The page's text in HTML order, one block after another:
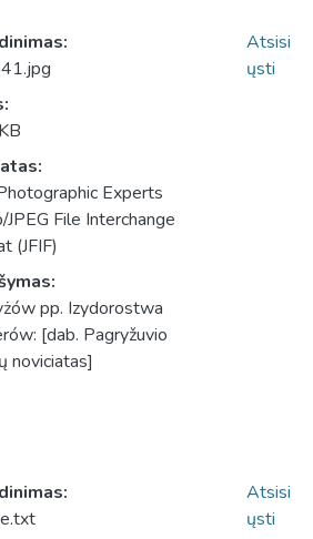
Experts
JPEG File Interchange
(JFIF)
pp. Izydorostwa
[dab. Pagryžuvio
noviciatas]
Atsisi
ųsti
Atsisi
ųsti